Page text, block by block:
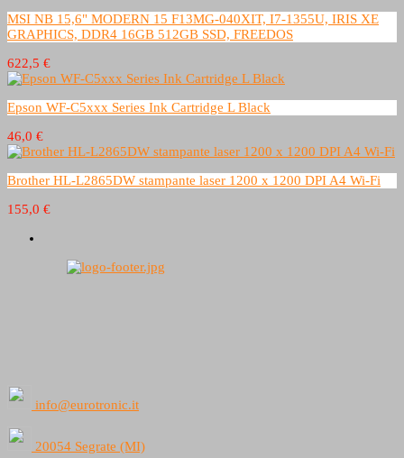
MSI NB 15,6" MODERN 15 F13MG-040XIT, I7-1355U, IRIS XE
GRAPHICS, DDR4 16GB 512GB SSD, FREEDOS
622,5 €
Epson WF-C5xxx Series Ink Cartridge L Black
46,0 €
Brother HL-L2865DW stampante laser 1200 x 1200 DPI A4 Wi-Fi
155,0 €
info@eurotronic.it
20054 Segrate (MI)